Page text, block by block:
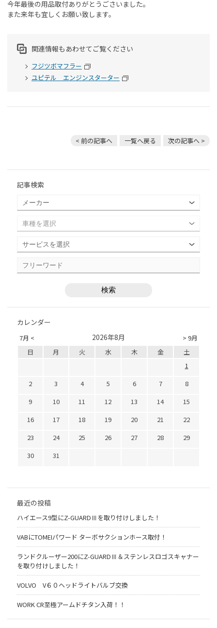
今年最後の用品取付ありがとうごさいました。
また来年も宜しくお願い致します。
関連情報もあわせてご覧ください
フジツボマフラー
ユピテル エンジンスターター
< 前の記事へ 一覧へ戻る 次の記事へ >
記事検索
カレンダー
7月 < > 9月
2026年8月
日 月 火 水 木 金
土
1
2
3 4 5 6 7
8
9
10 11 12 13 14
15
16
17 18 19 20 21
22
23
24 25 26 27 28
29
30
31
最近の投稿
ハイエース9型にZ-GUARDⅢを取り付けしました！
VABにTOMEIパワード ターボサクションホース取付！
ランドクルーザー200にZ-GUARDⅢ＆ステンレスロゴスキャナー
を取り付けしました！
VOLVO V６０ヘッドライトバルブ交換
WORK CR至極アームドチタン入荷！！